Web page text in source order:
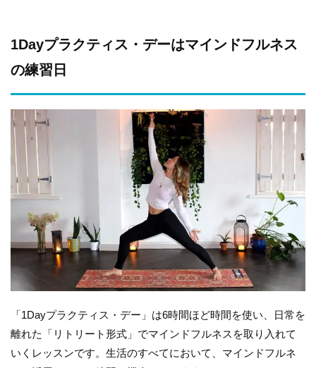
1Dayプラクティス・デーはマインドフルネス
の練習日
「1Dayプラクティス・デー」は6時間ほど時間を使い、日常を
離れた「リトリート形式」でマインドフルネスを取り入れて
いくレッスンです。生活のすべてにおいて、マインドフルネ